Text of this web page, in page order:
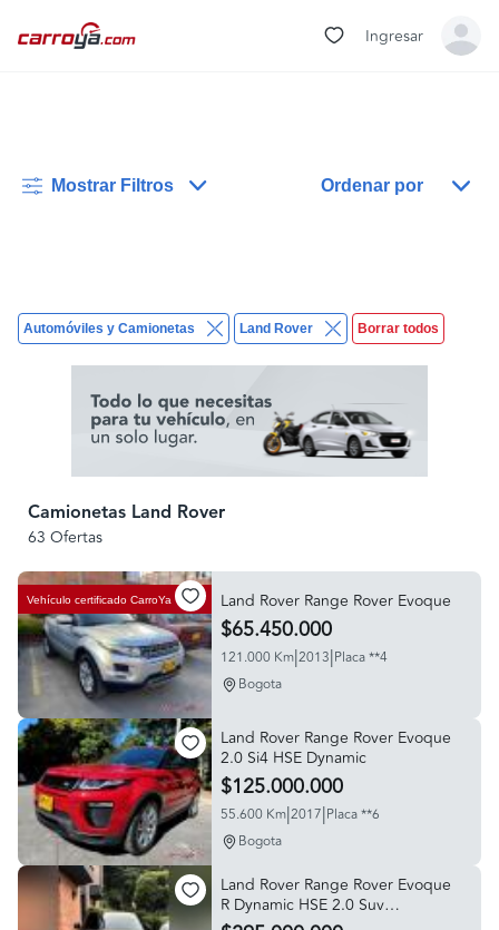
Ingresar
Mostrar Filtros Ordenar por
Automóviles y Camionetas Land Rover Borrar todos
Camionetas Land Rover
63 Ofertas
Vehículo certificado CarroYa Land Rover Range Rover Evoque
$65.450.000
121.000 Km|2013|Placa **4
Bogota
Land Rover Range Rover Evoque
2.0 Si4 HSE Dynamic
$125.000.000
55.600 Km|2017|Placa **6
Bogota
Land Rover Range Rover Evoque
R Dynamic HSE 2.0 Suv
Automatico Hybrid